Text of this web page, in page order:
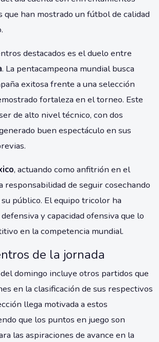
que han mostrado un fútbol de calidad
destacados es el duelo entre
. La pentacampeona mundial busca
exitosa frente a una selección
fortaleza en el torneo. Este
de alto nivel técnico, con dos
buen espectáculo en sus
, actuando como anfitrión en el
responsabilidad de seguir cosechando
público. El equipo tricolor ha
y capacidad ofensiva que lo
en la competencia mundial.
de la jornada
domingo incluye otros partidos que
en la clasificación de sus respectivos
llega motivada a estos
que los puntos en juego son
las aspiraciones de avance en la